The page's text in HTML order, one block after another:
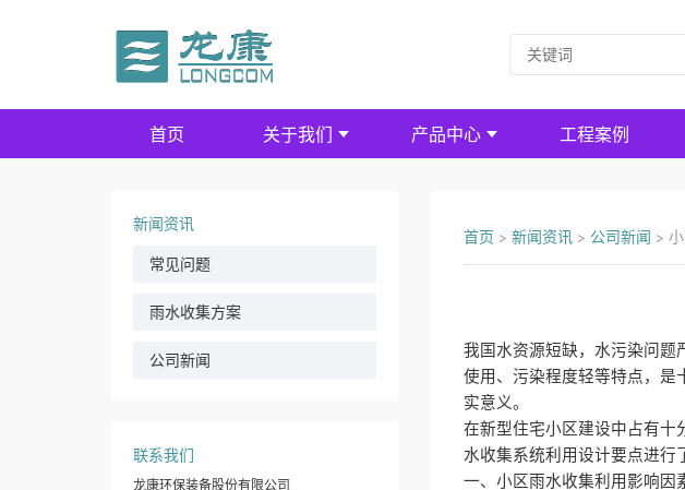
首页 关于我们 产品中心 工程案例
新闻资讯
常见问题
雨水收集方案
公司新闻
联系我们
龙康环保装备股份有限公司
首页 > 新闻资讯> 公司新闻 >
我国水资源短缺，水污染问题
使用、污染程度轻等特点，是
实意义。
在新型住宅小区建设中占有十
水收集系统利用设计要点进行
一、小区雨水收集利用影响因